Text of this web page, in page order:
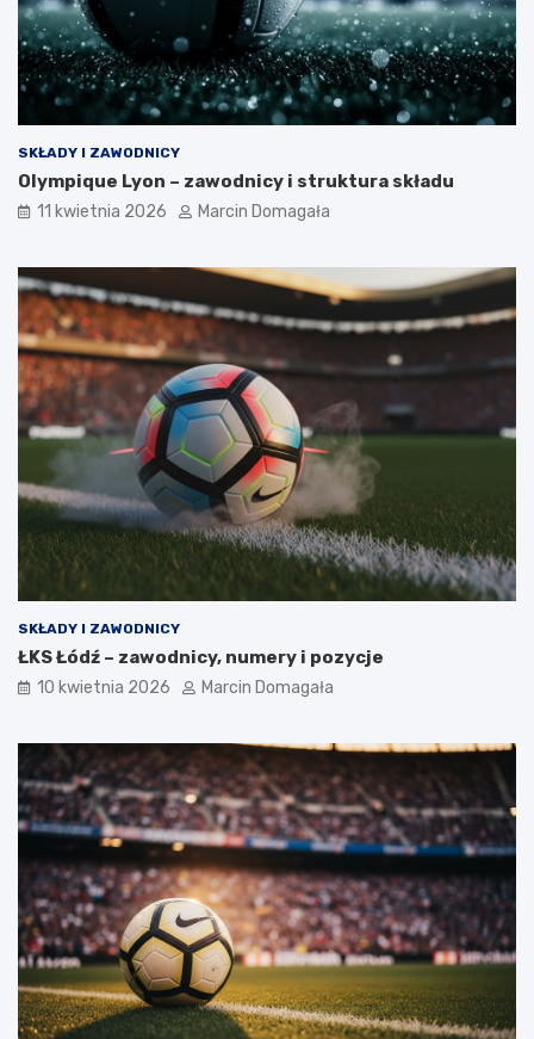
SKŁADY I ZAWODNICY
Olympique Lyon – zawodnicy i struktura składu
11 kwietnia 2026 Marcin Domagała
SKŁADY I ZAWODNICY
ŁKS Łódź – zawodnicy, numery i pozycje
10 kwietnia 2026 Marcin Domagała